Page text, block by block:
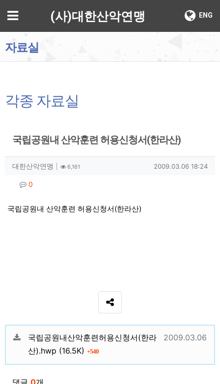
메뉴 ENG
(사)대한산악연맹
자료실
각종 자료실
국립공원내 산악훈련 허용신청서(한라산)
작성자 정보
대한산악연맹 작성6,161조회 작성일
2009.03.06 18:24
컨텐츠 정보
0
본문
국립공원내 산악훈련 허용신청서(한라산)
SNS 공유
관련자료
국립공원내산악훈련허용신청서(한라
산).hwp 파일크기
(16.5K) 540회 다운로드
등록일
2009.03.06
댓글 0개